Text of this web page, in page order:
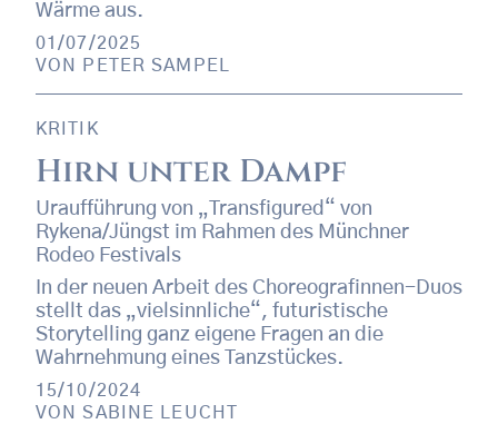
Wärme aus.
01/07/2025
VON
PETER SAMPEL
KRITIK
Hirn unter Dampf
Uraufführung von „Transfigured“ von
Rykena/Jüngst im Rahmen des Münchner
Rodeo Festivals
In der neuen Arbeit des Choreografinnen-Duos
stellt das „vielsinnliche“, futuristische
Storytelling ganz eigene Fragen an die
Wahrnehmung eines Tanzstückes.
15/10/2024
VON SABINE LEUCHT